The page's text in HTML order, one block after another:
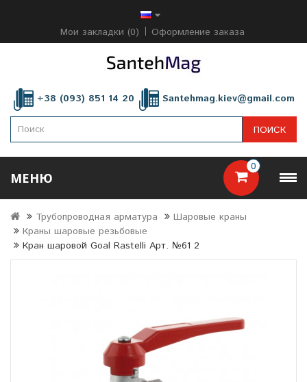
Мои закладки (0) Оформление заказа
+38 (093) 851 14 20 Santehmag.kiev@gmail.com
0
ПОИСК
МЕНЮ
Трубопроводная арматура
Шаровые краны
Краны шаровые резьбовые
Кран шаровой Goal Rastelli Арт. №61 2